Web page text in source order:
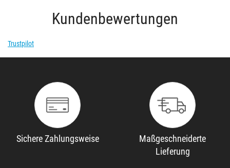
Kundenbewertungen
Trustpilot
Sichere Zahlungsweise
Maßgeschneiderte
Lieferung